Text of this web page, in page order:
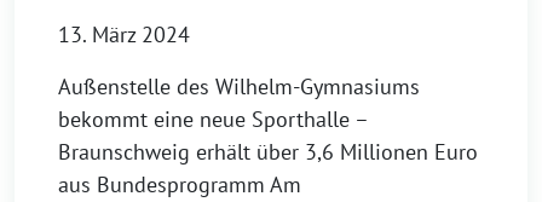
13. März 2024
Außenstelle des Wilhelm-Gymnasiums
bekommt eine neue Sporthalle –
Braunschweig erhält über 3,6 Millionen Euro
aus Bundesprogramm Am